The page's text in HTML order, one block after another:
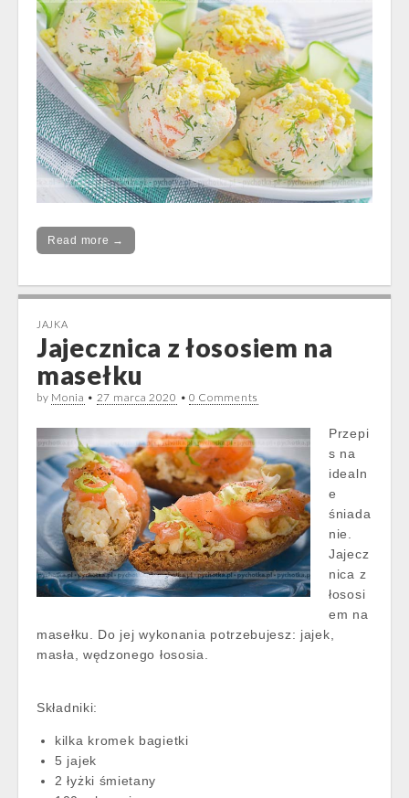
Read more →
JAJKA
Jajecznica z łososiem na
masełku
by Monia • 27 marca 2020 • 0 Comments
Przepi
s na
idealn
e
śniada
nie.
Jajecz
nica z
łososi
em na
masełku. Do jej wykonania potrzebujesz: jajek,
masła, wędzonego łososia.
Składniki:
kilka kromek bagietki
5 jajek
2 łyżki śmietany